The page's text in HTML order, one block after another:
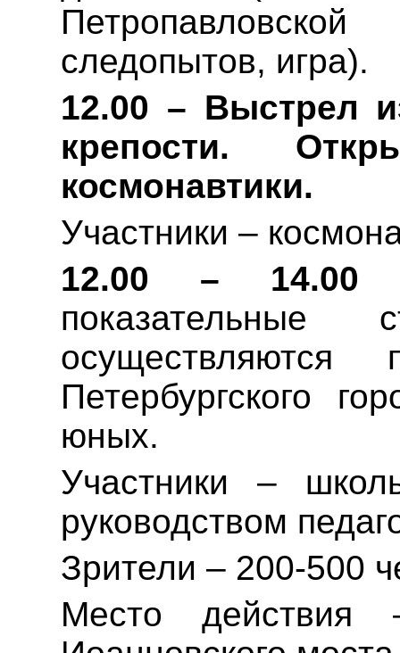
следопытов, игра).
12.00 – Выстрел
крепости.
космонавтики.
Участники –
12.00 – 14.00
показательные
осуществляются
Петербургского
юных.
Участники –
руководством
Зрители – 200-500
Место действия